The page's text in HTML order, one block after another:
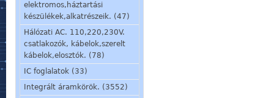
elektromos,háztartási
készülékek,alkatrészeik. (47)
Hálózati AC. 110,220,230V.
csatlakozók, kábelok,szerelt
kábelok,elosztók. (78)
IC foglalatok (33)
Integrált áramkörök. (3552)